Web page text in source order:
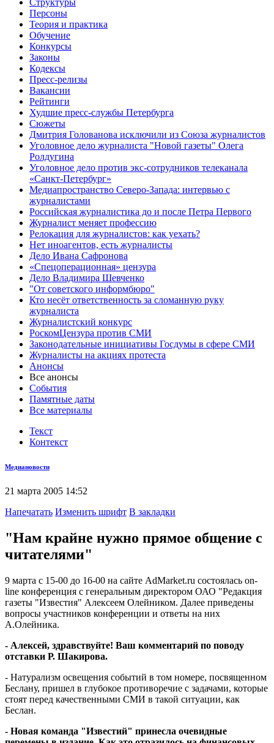
Структуры
Персоны
Теория и практика
Обучение
Конкурсы
Законы
Кодексы
Пресс-релизы
Вакансии
Рейтинги
Худшие пресс-службы Петербурга
Сюжеты
Дмитрия Голованова исключили из Союза журналистов
Уголовное дело журналиста "Новой газеты" Олега
Ролдугина
Уголовное дело против экс-сотрудников телеканала
«Санкт-Петербург»
Медиапространство Северо-Запада: интервью с
журналистами
Российская журналистика до и после Петра Первого
Журналист меняет профессию
Релокация для журналистов: как уехать?
Нет иноагентов, есть журналисты
Дело Ивана Сафронова
«Спецоперационная» цензура
Дело Владимира Шевченко
"От советского информбюро"
Кто несёт ответственность за сломанную руку
журналиста
Журналистский конкурс
РоскомЦензура против СМИ
Законодательные инициативы Госдумы в сфере СМИ
Журналисты на акциях протеста
Анонсы
Все анонсы
События
Памятные даты
Все материалы
Текст
Контекст
Медиановости
21 марта 2005 14:52
Напечатать Изменить шрифт В закладки
"Нам крайне нужно прямое общение с
читателями"
9 марта с 15-00 до 16-00 на сайте AdMarket.ru состоялась on-
line конференция с генеральным директором ОАО "Редакция
газеты "Известия" Алексеем Олейником. Далее приведены
вопросы участников конференции и ответы на них
А.Олейника.
- Алексей, здравствуйте! Ваш комментарий по поводу
отставки Р. Шакирова.
- Натурализм освещения событий в том номере, посвященном
Беслану, пришел в глубокое противоречие с задачами, которые
стоят перед качественными СМИ в такой ситуации, как
Беслан.
- Новая команда "Известий" принесла очевидные